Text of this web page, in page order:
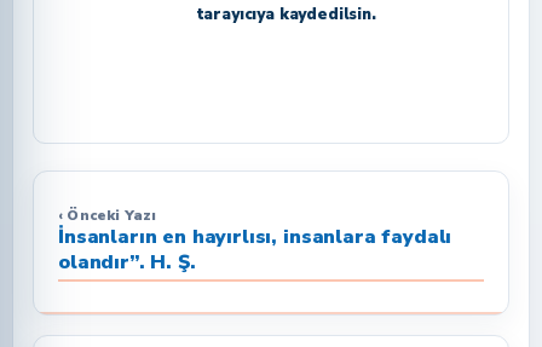
tarayıcıya kaydedilsin.
‹ Önceki Yazı
İnsanların en hayırlısı, insanlara faydalı
olandır”. H. Ş.